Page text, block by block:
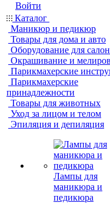
Войти
Каталог
Маникюр и педикюр
Товары для дома и авто
Оборудование для
Окрашивание и
Парикмахерские
Парикмахерские
принадлежности
Товары для животных
Уход за лицом и телом
Эпиляция и депиляция
Лампы для
маникюра и
педикюра